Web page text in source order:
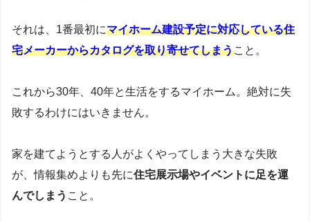
それは、1番最初にマイホーム建設予定に対応している住
宅メーカーからカタログを取り寄せてしまうこと。
これから30年、40年と生活をするマイホーム。絶対に失
敗するわけにはいきません。
家を建てようとする人がよくやってしまう大きな失敗
が、情報集めよりも先に住宅展示場やイベントに足を運
んでしまう こと。